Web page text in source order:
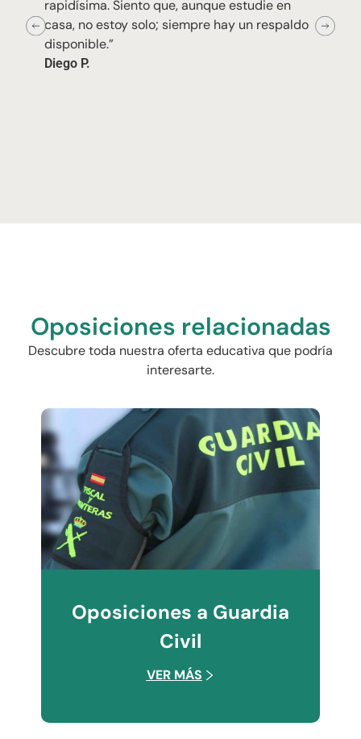
rapidísima. Siento que, aunque estudie en
casa, no estoy solo; siempre hay un respaldo
disponible.”
Diego P.
Oposiciones relacionadas
Descubre toda nuestra oferta educativa que podría
interesarte.
Oposiciones a Guardia
Civil
VER MÁS